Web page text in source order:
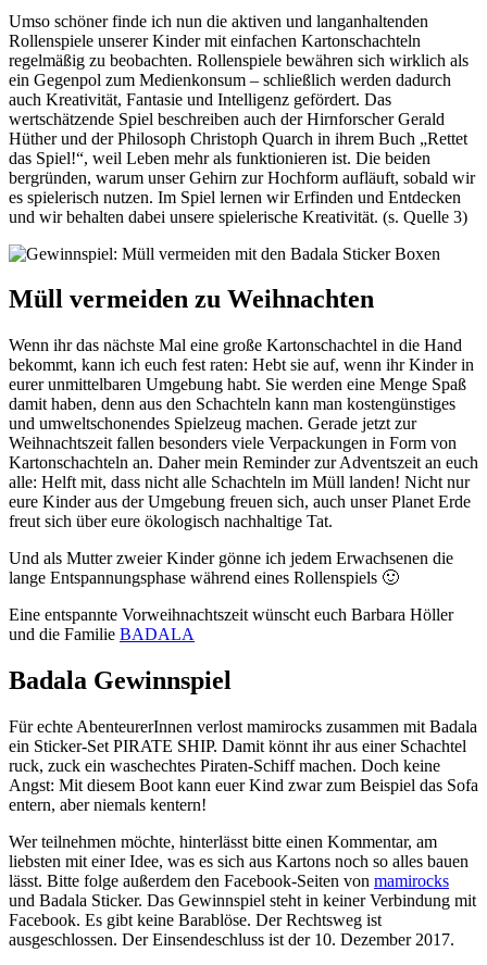
Umso schöner finde ich nun die aktiven und langanhaltenden
Rollenspiele unserer Kinder mit einfachen Kartonschachteln
regelmäßig zu beobachten. Rollenspiele bewähren sich wirklich als
ein Gegenpol zum Medienkonsum – schließlich werden dadurch
auch Kreativität, Fantasie und Intelligenz gefördert. Das
wertschätzende Spiel beschreiben auch der Hirnforscher Gerald
Hüther und der Philosoph Christoph Quarch in ihrem Buch „Rettet
das Spiel!“, weil Leben mehr als funktionieren ist. Die beiden
bergründen, warum unser Gehirn zur Hochform aufläuft, sobald wir
es spielerisch nutzen. Im Spiel lernen wir Erfinden und Entdecken
und wir behalten dabei unsere spielerische Kreativität. (s. Quelle 3)
Müll vermeiden zu Weihnachten
Wenn ihr das nächste Mal eine große Kartonschachtel in die Hand
bekommt, kann ich euch fest raten: Hebt sie auf, wenn ihr Kinder in
eurer unmittelbaren Umgebung habt. Sie werden eine Menge Spaß
damit haben, denn aus den Schachteln kann man kostengünstiges
und umweltschonendes Spielzeug machen. Gerade jetzt zur
Weihnachtszeit fallen besonders viele Verpackungen in Form von
Kartonschachteln an. Daher mein Reminder zur Adventszeit an euch
alle: Helft mit, dass nicht alle Schachteln im Müll landen! Nicht nur
eure Kinder aus der Umgebung freuen sich, auch unser Planet Erde
freut sich über eure ökologisch nachhaltige Tat.
Und als Mutter zweier Kinder gönne ich jedem Erwachsenen die
lange Entspannungsphase während eines Rollenspiels 🙂
Eine entspannte Vorweihnachtszeit wünscht euch Barbara Höller
und die Familie BADALA
Badala Gewinnspiel
Für echte AbenteurerInnen verlost mamirocks zusammen mit Badala
ein Sticker-Set PIRATE SHIP. Damit könnt ihr aus einer Schachtel
ruck, zuck ein waschechtes Piraten-Schiff machen. Doch keine
Angst: Mit diesem Boot kann euer Kind zwar zum Beispiel das Sofa
entern, aber niemals kentern!
Wer teilnehmen möchte, hinterlässt bitte einen Kommentar, am
liebsten mit einer Idee, was es sich aus Kartons noch so alles bauen
lässt. Bitte folge außerdem den Facebook-Seiten von mamirocks
und Badala Sticker. Das Gewinnspiel steht in keiner Verbindung mit
Facebook. Es gibt keine Barablöse. Der Rechtsweg ist
ausgeschlossen. Der Einsendeschluss ist der 10. Dezember 2017.